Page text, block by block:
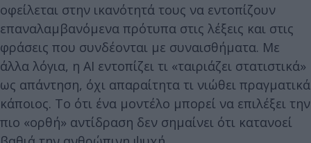
οφείλεται στην ικανότητά τους να εντοπίζουν
επαναλαμβανόμενα πρότυπα στις λέξεις και στις
φράσεις που συνδέονται με συναισθήματα. Με
άλλα λόγια, η AI εντοπίζει τι «ταιριάζει στατιστικά»
ως απάντηση, όχι απαραίτητα τι νιώθει πραγματικά
κάποιος. Το ότι ένα μοντέλο μπορεί να επιλέξει την
πιο «ορθή» αντίδραση δεν σημαίνει ότι κατανοεί